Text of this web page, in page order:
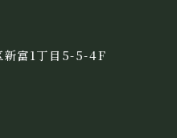
富1丁目5-5-4F